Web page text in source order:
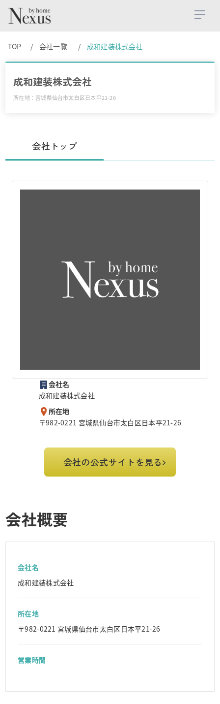
TOP 会社一覧 成和建装株式会社
成和建装株式会社
所在地：宮城県仙台市太白区日本平21-26
会社トップ
会社名
成和建装株式会社
所在地
〒982-0221 宮城県仙台市太白区日本平21-26
会社の公式サイトを見る
会社概要
会社名
成和建装株式会社
所在地
〒982-0221 宮城県仙台市太白区日本平21-26
営業時間